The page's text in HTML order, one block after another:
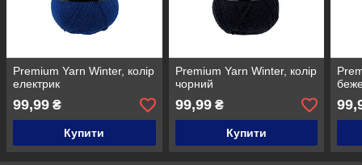
Premium Yarn Winter, колір
електрик
99,99 ₴
Купити
Premium Yarn Winter, колір
чорний
99,99₴
Купити